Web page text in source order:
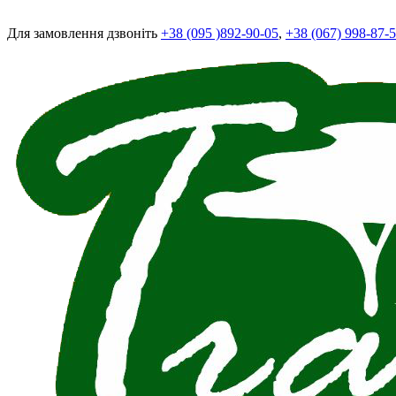
Для замовлення дзвоніть +38 (095 )892-90-05, +38 (067) 998-87-